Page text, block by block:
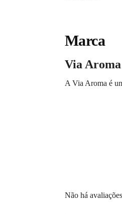
Marca
Via Aroma
A Via Aroma é
Não há